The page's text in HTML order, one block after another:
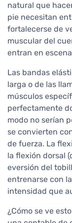
natural que
pie necesitan
fortalecerse de
muscular del
entran en
Las bandas
larga o de las
músculos
perfectamente
modo no serían
se convierten
de fuerza. La
la flexión dorsal
eversión del
entrenarse con
intensidad que
¿Cómo se ve